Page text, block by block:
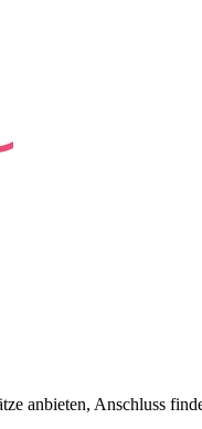
anbieten, Anschluss